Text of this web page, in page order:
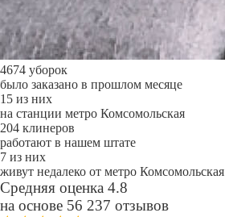
4674 уборок
было заказано в прошлом месяце
15 из них
на станции метро Комсомольская
204 клинеров
работают в нашем штате
7 из них
живут недалеко от метро Комсомольская
Средняя оценка 4.8
на основе 56 237 отзывов